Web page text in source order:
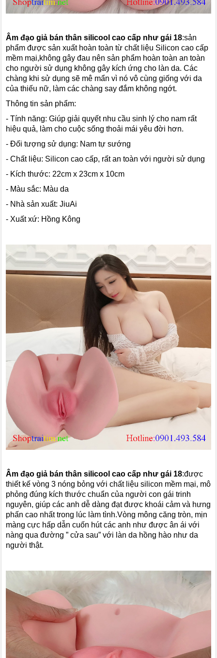
Âm đạo giả bán thân silicool cao cấp như gái 18:sản
phẩm được sản xuất hoàn toàn từ chất liệu Silicon cao cấp
mềm mại,không gây đau nên sản phẩm hoàn toàn an toàn
cho người sử dụng không gây kích ứng cho làn da. Các
chàng khi sử dụng sẽ mê mẩn vì nó vô cùng giống với da
của thiếu nữ, làm các chàng say đắm không ngớt.
Thông tin sản phẩm:
- Tính năng: Giúp giải quyết nhu cầu sinh lý cho nam rất
hiệu quả, làm cho cuộc sống thoải mái yêu đời hơn.
- Đối tượng sử dụng: Nam tự sướng
- Chất liệu: Silicon cao cấp, rất an toàn với người sử dụng
- Kích thước: 22cm x 23cm x 10cm
- Màu sắc: Màu da
- Nhà sản xuất: JiuAi
- Xuất xứ: Hồng Kông
Âm đạo giả bán thân silicool cao cấp như gái 18:được
thiết kế vòng 3 nóng bỏng với chất liệu silicon mềm mại, mô
phỏng đúng kích thước chuẩn của người con gái trinh
nguyên, giúp các anh dễ dàng đạt được khoái cảm và hưng
phấn cao nhất trong lúc làm tình.Vòng mông căng tròn, mịn
màng cực hấp dẫn cuốn hút các anh như được ân ái với
nàng qua đường ” cửa sau” với làn da hồng hào như da
người thật.